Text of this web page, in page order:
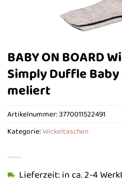
BABY ON BOARD
Simply Duffle
meliert
Lieferzeit: in ca. 2-4
Artikelnummer:3770011522491
Kategorie:Wickeltaschen